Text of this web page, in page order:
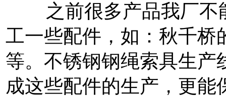
之前很多产品我厂不
工一些配件，如：秋千桥
等。不锈钢钢绳索具生产
成这些配件的生产，更